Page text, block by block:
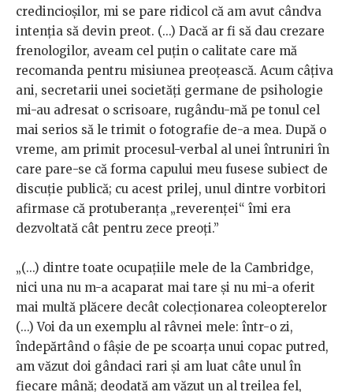
credincioşilor, mi se pare ridicol că am avut cândva
intenţia să devin preot. (...) Dacă ar fi să dau crezare
frenologilor, aveam cel puţin o calitate care mă
recomanda pentru misiunea preoţească. Acum câţiva
ani, secretarii unei societăţi germane de psihologie
mi-au adresat o scrisoare, rugându-mă pe tonul cel
mai serios să le trimit o fotografie de-a mea. După o
vreme, am primit procesul-verbal al unei întruniri în
care pare-se că forma capului meu fusese subiect de
discuţie publică; cu acest prilej, unul dintre vorbitori
afirmase că protuberanţa „reverenţei“ îmi era
dezvoltată cât pentru zece preoţi.”
„(...) dintre toate ocupaţiile mele de la Cambridge,
nici una nu m-a acaparat mai tare şi nu mi-a oferit
mai multă plăcere decât colecţionarea coleopterelor
(...) Voi da un exemplu al râvnei mele: într-o zi,
îndepărtând o fâşie de pe scoarţa unui copac putred,
am văzut doi gândaci rari şi am luat câte unul în
fiecare mână; deodată am văzut un al treilea fel,